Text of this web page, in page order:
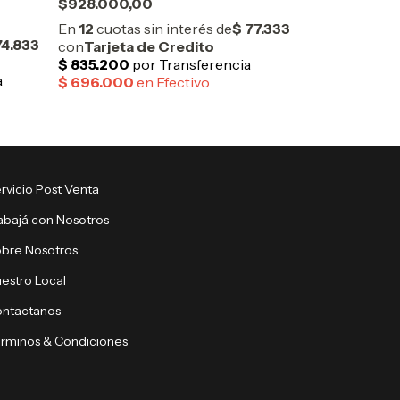
$928.000,00
Post Venta
con Nosotros
Nosotros
Local
& Condiciones